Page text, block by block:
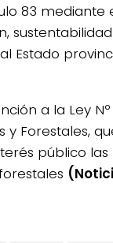
83
Estado
a la Ley
y Forestales,
público